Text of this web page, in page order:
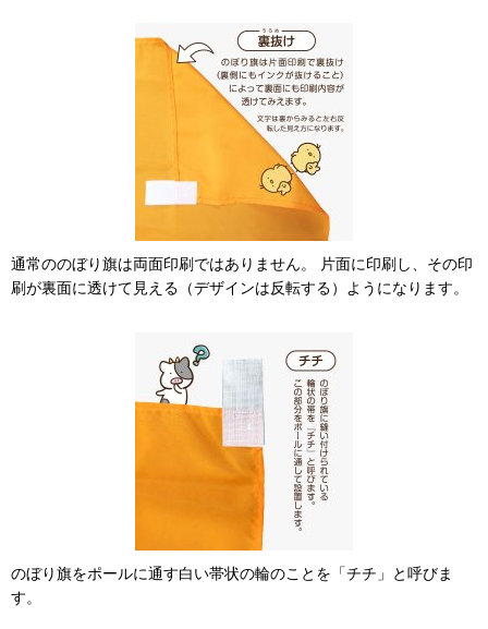
通常ののぼり旗は両面印刷ではありません。 片面に印刷し、その印
刷が裏面に透けて見える（デザインは反転する）ようになります。
のぼり旗をポールに通す白い帯状の輪のことを「チチ」と呼びま
す。